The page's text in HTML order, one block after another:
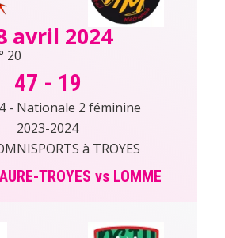
avril 2024
20
47 - 19
- Nationale 2 féminine
2023-2024
à TROYES
TROYES vs LOMME